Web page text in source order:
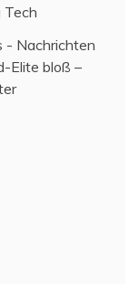
Tech
- Nachrichten
Elite bloß –